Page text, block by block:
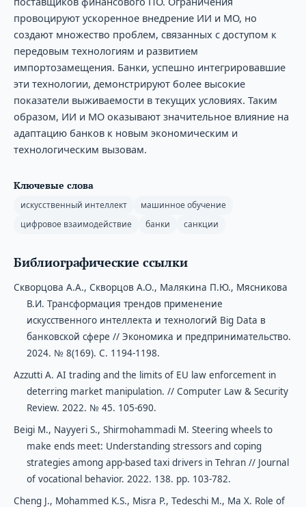
провоцируют ускоренное внедрение ИИ и МО, но
создают множество проблем, связанных с доступом к
передовым технологиям и развитием
импортозамещения. Банки, успешно интегрировавшие
эти технологии, демонстрируют более высокие
показатели выживаемости в текущих условиях. Таким
образом, ИИ и МО оказывают значительное влияние на
адаптацию банков к новым экономическим и
технологическим вызовам.
Ключевые слова
искусственный интеллект
машинное обучение
цифровое взаимодействие
банки санкции
Библиографические ссылки
Скворцова А.А., Скворцов А.О., Малякина П.Ю., Мясникова
В.И. Трансформация трендов применение
искусственного интеллекта и технологий Big Data в
банковской сфере // Экономика и предпринимательство.
2024. № 8(169). С. 1194-1198.
Azzutti A. AI trading and the limits of EU law enforcement in
deterring market manipulation. // Computer Law & Security
Review. 2022. № 45. 105-690.
Beigi M., Nayyeri S., Shirmohammadi M. Steering wheels to
make ends meet: Understanding stressors and coping
strategies among app-based taxi drivers in Tehran // Journal
of vocational behavior. 2022. 138. pp. 103-782.
Cheng J., Mohammed K.S., Misra P., Tedeschi M., Ma X. Role of